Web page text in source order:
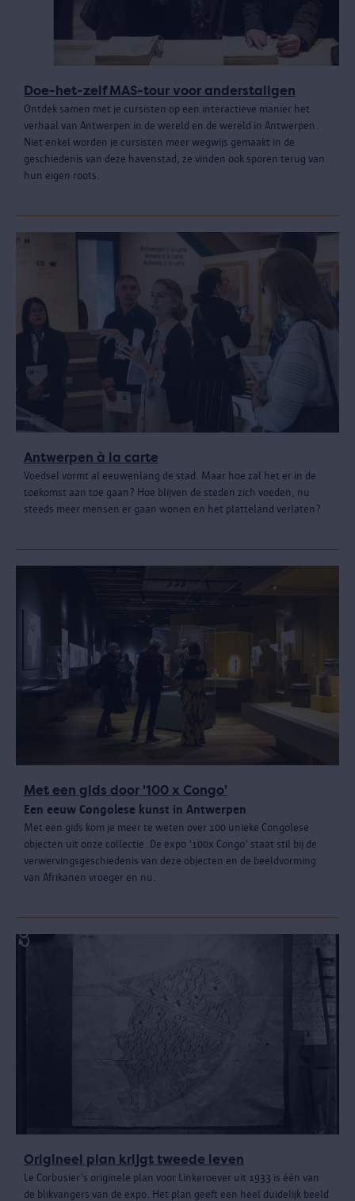
Doe-het-zelf MAS-tour voor anderstaligen
Ontdek samen met je cursisten op een interactieve manier het
verhaal van Antwerpen in de wereld en de wereld in Antwerpen.
Niet enkel worden je cursisten meer wegwijs gemaakt in de
geschiedenis van deze havenstad, ze vinden ook sporen terug van
hun eigen roots.
Antwerpen à la carte
Voedsel vormt al eeuwenlang de stad. Maar hoe zal het er in de
toekomst aan toe gaan? Hoe blijven de steden zich voeden, nu
steeds meer mensen er gaan wonen en het platteland verlaten?
Met een gids door '100 x Congo'
Een eeuw Congolese kunst in Antwerpen
Met een gids kom je meer te weten over 100 unieke Congolese
objecten uit onze collectie. De expo '100x Congo' staat stil bij de
verwervingsgeschiedenis van deze objecten en de beeldvorming
van Afrikanen vroeger en nu.
Origineel plan krijgt tweede leven
Le Corbusier's originele plan voor Linkeroever uit 1933 is één van
de blikvangers van de expo. Het plan geeft een heel duidelijk beeld